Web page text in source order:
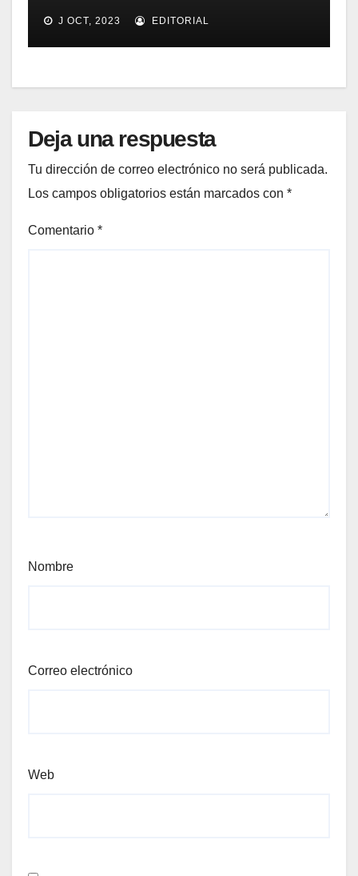
implementación SOA
J OCT, 2023 EDITORIAL
Deja una respuesta
Tu dirección de correo electrónico no será publicada.
Los campos obligatorios están marcados con *
Comentario *
Nombre
Correo electrónico
Web